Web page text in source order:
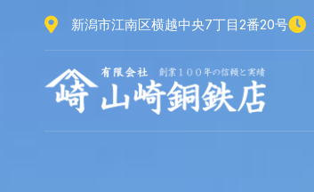
新潟市江南区横越中央7丁目2番20号